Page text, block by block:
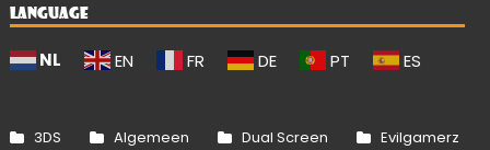
LANGUAGE
NL EN FR DE PT ES
3DS Algemeen Dual Screen Evilgamerz